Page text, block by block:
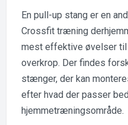
En pull-up stang er en
Crossfit træning
mest effektive øvelser til
overkrop. Der findes
stænger, der kan
efter hvad der passer
hjemmetræningsområde.